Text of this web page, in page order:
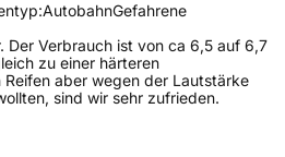
AutobahnGefahrene
Der Verbrauch ist von ca 6,5 auf 6,7
zu einer härteren
aber wegen der Lautstärke
sind wir sehr zufrieden.